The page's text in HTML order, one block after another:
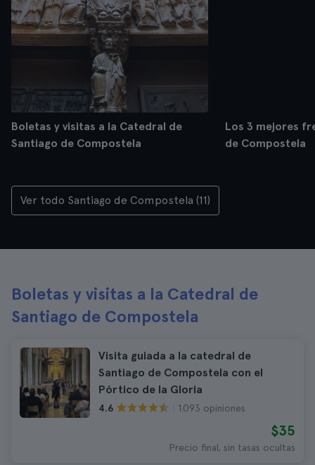
Boletas y visitas a la Catedral de
Santiago de Compostela
Los 3 mejores
de Compostela
Ver todo Santiago de Compostela (11)
Boletas y visitas a la Catedral de
Santiago de Compostela
Visita guiada a la catedral de
Santiago de Compostela con el
Pórtico de la Gloria
4.6 1.093 opiniones
$35
Precio final, sin tasas ocultas